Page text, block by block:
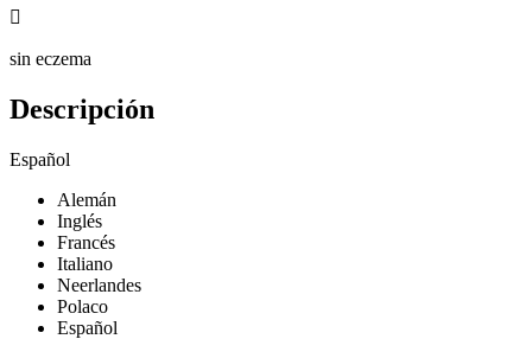

sin eczema
Descripción
Español
Alemán
Inglés
Francés
Italiano
Neerlandes
Polaco
Español